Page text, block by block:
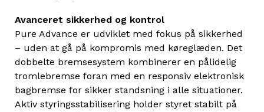
Avanceret sikkerhed og kontrol
Pure Advance er udviklet med fokus på sikkerhed
– uden at gå på kompromis med køreglæden. Det
dobbelte bremsesystem kombinerer en pålidelig
tromlebremse foran med en responsiv elektronisk
bagbremse for sikker standsning i alle situationer.
Aktiv styringsstabilisering holder styret stabilt på